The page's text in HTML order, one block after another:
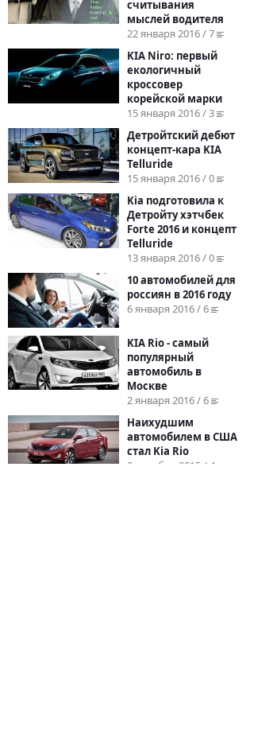
считывания
мыслей водителя
22 января 2016 / 7
KIA Niro: первый
екологичный
кроссовер
корейской марки
15 января 2016 / 3
Детройтский дебют
концепт-кара KIA
Telluride
15 января 2016 / 0
Kia подготовила к
Детройту хэтчбек
Forte 2016 и концепт
Telluride
13 января 2016 / 0
10 автомобилей для
россиян в 2016 году
6 января 2016 / 6
KIA Rio - самый
популярный
автомобиль в
Москве
2 января 2016 / 6
Наихудшим
автомобилем в США
стал Kia Rio
2 декабря 2015 / 4